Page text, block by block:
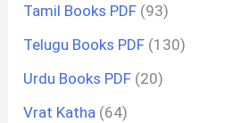
Tamil Books PDF (93)
Telugu Books PDF (130)
Urdu Books PDF (20)
Vrat Katha (64)